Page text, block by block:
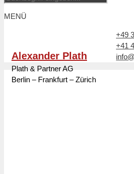
MENÜ
Alexander Plath
Plath & Partner AG
Berlin – Frankfurt – Zürich
+49
+41